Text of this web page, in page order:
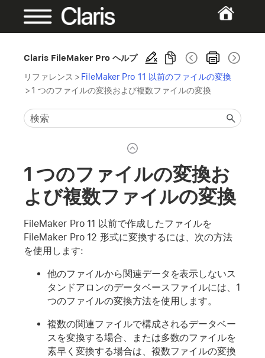
Claris FileMaker Pro ヘルプ
リファレンス > FileMaker Pro 11 以前のファイルの変換
> 1 つのファイルの変換および複数ファイルの変換
1 つのファイルの変換お
よび複数ファイルの変換
FileMaker Pro 11 以前で作成したファイルを
FileMaker Pro 12 形式に変換するには、次の方法
を使用します:
他のファイルから関連データを表示しないス
タンドアロンのデータベースファイルには、1
つのファイルの変換方法を使用します。
複数の関連ファイルで構成されるデータベー
スを変換する場合、または多数のファイルを
素早く変換する場合は、複数ファイルの変換